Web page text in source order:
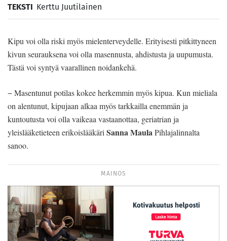
TEKSTI Kerttu Juutilainen
Kipu voi olla riski myös mielenterveydelle. Erityisesti pitkittyneen
kivun seurauksena voi olla masennusta, ahdistusta ja uupumusta.
Tästä voi syntyä vaarallinen noidankehä.
− Masentunut potilas kokee herkemmin myös kipua. Kun mieliala
on alentunut, kipujaan alkaa myös tarkkailla enemmän ja
kuntoutusta voi olla vaikeaa vastaanottaa, geriatrian ja
yleislääketieteen erikoislääkäri Sanna MaulaPihlajalinnalta
sanoo.
MAINOS